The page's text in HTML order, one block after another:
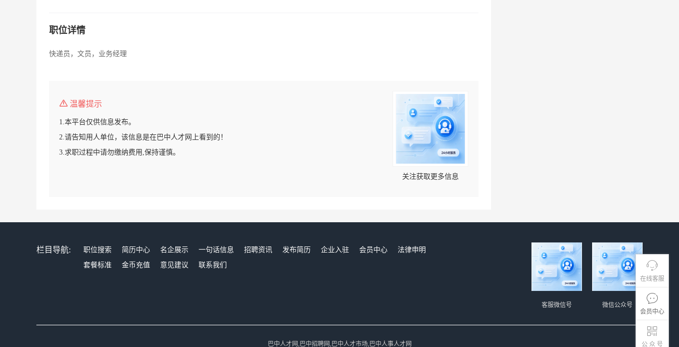
在线客服
会员中心
公 众 号
职位详情
快递员，文员，业务经理
温馨提示
1.本平台仅供信息发布。
2.请告知用人单位，该信息是在巴中人才网上看到的！
3.求职过程中请勿缴纳费用,保持谨慎。
关注获取更多信息
栏目导航: 职位搜索 简历中心 名企展示 一句话信息 招聘资讯 发布简历 企业入驻 会员中心
法律申明
套餐标准
金币充值 意见建议 联系我们
微信公众号
客服微信号
巴中人才网,巴中招聘网,巴中人才市场,巴中人事人才网